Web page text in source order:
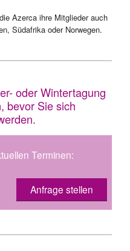
Azerca ihre Mitglieder auch
Südafrika oder Norwegen.
oder Wintertagung
bevor Sie sich
Terminen:
Anfrage stellen